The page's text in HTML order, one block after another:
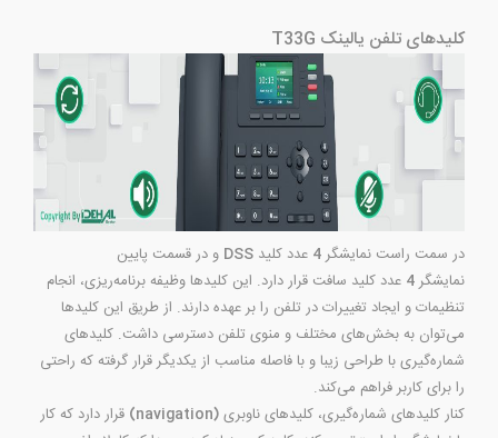
کلیدهای تلفن یالینک T33G
در سمت راست نمایشگر4 عدد کلید DSS و در قسمت پایین
نمایشگر4 عدد کلید سافت قرار دارد. این کلیدها وظیفه برنامه‌ریزی، انجام
تنظیمات و ایجاد تغییرات در تلفن را بر عهده دارند. از طریق این کلیدها
می‌توان به بخش‌های مختلف و منوی تلفن دسترسی داشت. کلیدهای
شماره‌گیری با طراحی زیبا و با فاصله مناسب از یکدیگر قرار گرفته که راحتی
را برای کاربر فراهم می‌کند.
کنار کلیدهای شماره‌گیری، کلیدهای ناوبری(navigation)
قرار دارد که کار